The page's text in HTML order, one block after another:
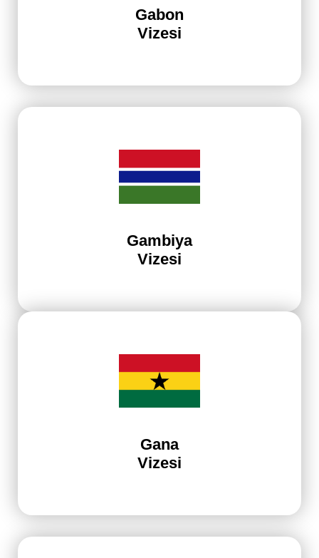
Gabon
Vizesi
Gambiya
Vizesi
Gana
Vizesi